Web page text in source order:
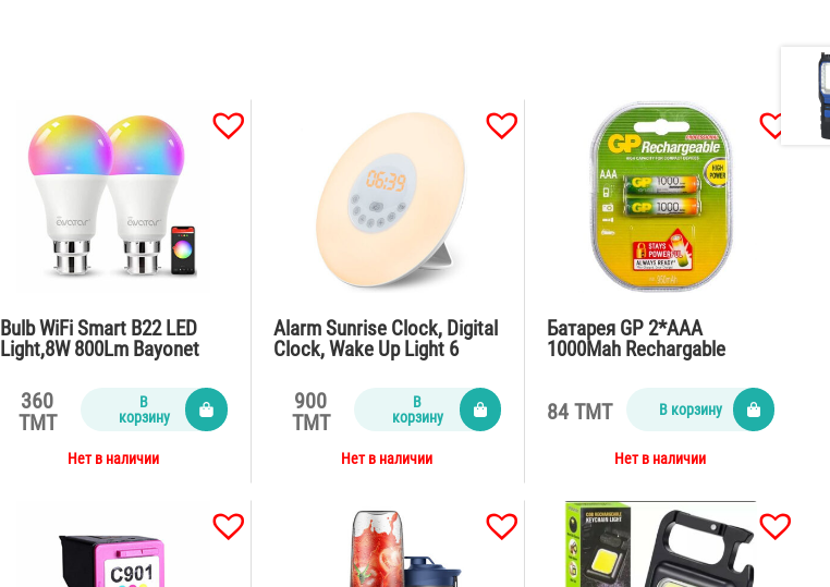
Bulb WiFi Smart B22 LED
Light,8W 800Lm Bayonet
360
TMT
В
корзину
Нет в наличии
Alarm Sunrise Clock, Digital
Clock, Wake Up Light 6
Touch Control
900
TMT
В
корзину
Нет в наличии
Батарея GP 2*AAA
1000Mah Rechargable
84 TMT В корзину
Нет в наличии